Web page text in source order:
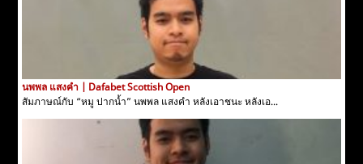
นพพล แสงคำ | Dafabet Scottish Open
สัมภาษณ์กับ “หมู ปากน้ำ” นพพล แสงคำ หลังเอาชนะ หลังเอ...